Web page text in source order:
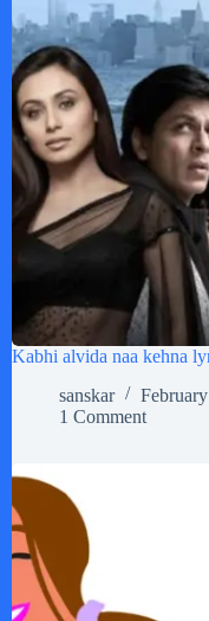
Kabhi alvida naa kehna
sanskar
1 Comment